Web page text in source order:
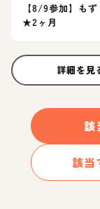
【8/9参加】も
★2ヶ月
詳細を見
該
該当